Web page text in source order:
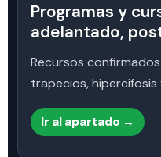
Programas y
adelantado,
Recursos
trapecios, hipercifosis
Ir al apartado →